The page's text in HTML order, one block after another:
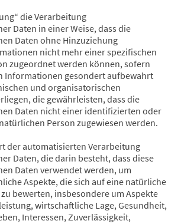
die Verarbeitung
Daten in einer Weise, dass die
Daten ohne Hinzuziehung
nicht mehr einer spezifischen
zugeordnet werden können, sofern
Informationen gesondert aufbewahrt
und organisatorischen
die gewährleisten, dass die
Daten nicht einer identifizierten oder
Person zugewiesen werden.
der automatisierten Verarbeitung
Daten, die darin besteht, dass diese
Daten verwendet werden, um
Aspekte, die sich auf eine natürliche
bewerten, insbesondere um Aspekte
wirtschaftliche Lage, Gesundheit,
Interessen, Zuverlässigkeit,